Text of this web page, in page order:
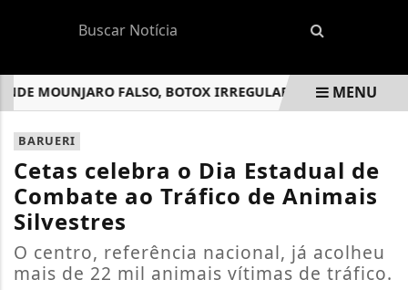
FALSO, BOTOX IRREGULAR E OUTROS PRODUTOS
EM ALTA
MENU
BARUERI
Cetas celebra o Dia Estadual de
Combate ao Tráfico de Animais
Silvestres
O centro, referência nacional, já acolheu
mais de 22 mil animais vítimas de tráfico.